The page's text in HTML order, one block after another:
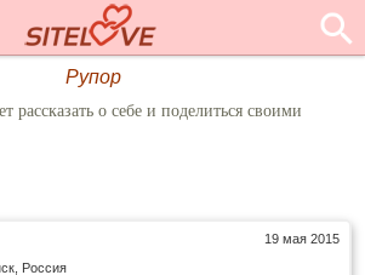
Рупор
рассказать о себе и поделиться своими
19 мая 2015
Россия